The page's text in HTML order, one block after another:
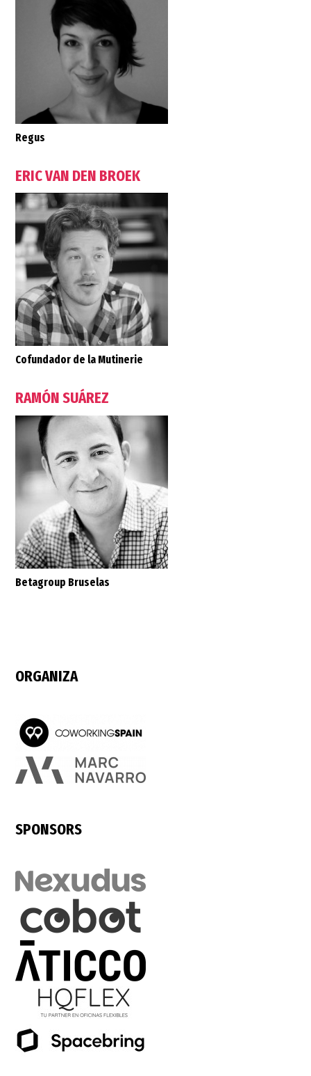
Regus
ERIC VAN DEN BROEK
Cofundador de la Mutinerie
RAMÓN SUÁREZ
Betagroup Bruselas
ORGANIZA
SPONSORS